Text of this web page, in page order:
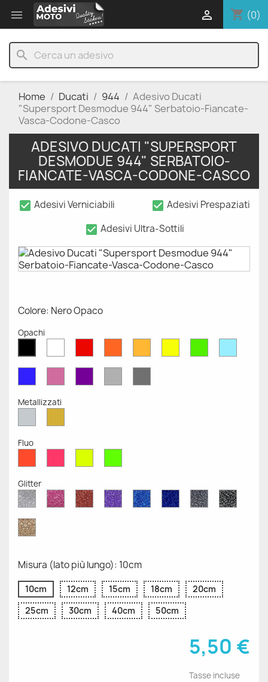
 shopping_cart (0)

search
Home Ducati 944
Adesivo Ducati
"Supersport Desmodue 944" Serbatoio-Fiancate-
Vasca-Codone-Casco
ADESIVO DUCATI "SUPERSPORT
DESMODUE 944" SERBATOIO-
FIANCATE-VASCA-CODONE-CASCO
check_box Adesivi Verniciabili check_box Adesivi Prespaziati
check_box Adesivi Ultra-Sottili
Colore: Nero Opaco
Opachi
Opaco OpacoOpacoOpacoOpacoOpacoOpacoOpaco
OpacoOpacoOpacoChiaroScuro
Metallizzati
MetallizzatoMetallizzato
Fluo
Fluo
Fluo
Fluo
Fluo
Glitter
Diamante
Glitter
Rosa
Glitter
Rosso
Glitter
Viola
Glitter
Blu
Zaffiro
Blu
Cobalto
Grigio
Glitter
Nero
Glitter
Oro
Glitter
Misura (lato più lungo): 10cm
10cm 12cm 15cm 18cm
20cm
25cm
30cm 40cm 50cm
5,50 €
Tasse incluse